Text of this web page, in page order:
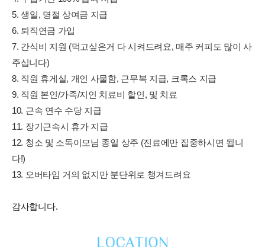
5. 생일, 명절 상여금 지급
6. 퇴직연금 가입
7. 간식비 지원 (먹고싶은거 다 시켜드려요, 매주 커피도 많이 사
주십니다)
8. 직원 휴게실, 개인 사물함, 근무복 지급, 크록스 지급
9. 직원 본인/가족/지인 치료비 할인, 및 치료
10. 근속 연수 수당 지급
11. 장기근속시 휴가 지급
12. 청소 및 소독이모님 종일 상주 (진료에만 집중하시면 됩니
다!)
13. 오버타임 거의 없지만 분단위로 챙겨드려요
감사합니다.